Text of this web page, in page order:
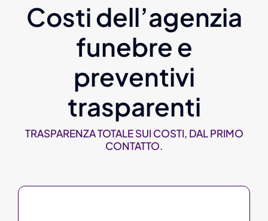
Costi dell’agenzia
funebre e
preventivi
trasparenti
TRASPARENZA TOTALE SUI COSTI, DAL PRIMO
CONTATTO.